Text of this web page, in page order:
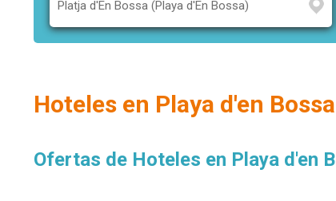
Hoteles en Playa d'en
Ofertas de Hoteles en Playa d'en